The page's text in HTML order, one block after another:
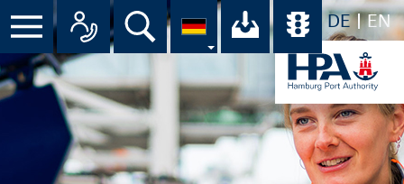
DE EN
Menü Alle Ansprechpartner im
Suche Ihr Download-